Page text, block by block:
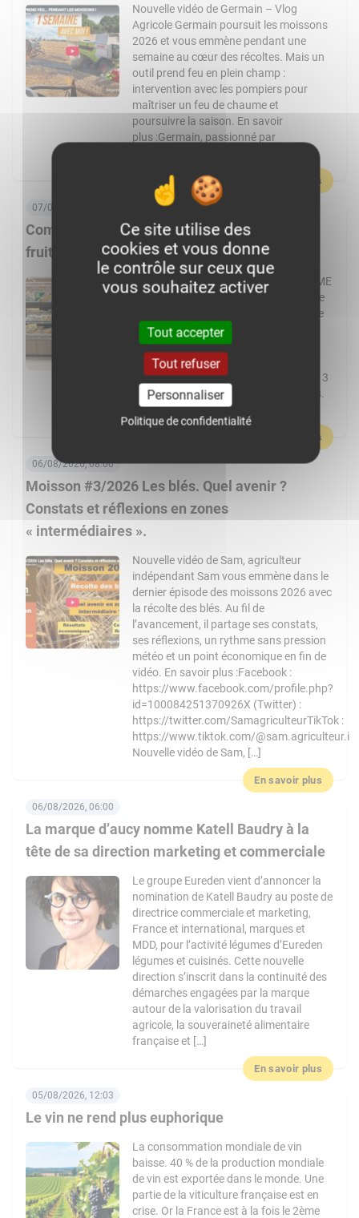
Nouvelle vidéo de Germain – Vlog
Agricole Germain poursuit les moissons
2026 et vous emmène pendant une
semaine au cœur des récoltes. Mais un
outil prend feu en plein champ :
intervention avec les pompiers pour
maîtriser un feu de chaume et
poursuivre la saison. En savoir
plus :Germain, passionné par
En savoir plus
Comment Frais Émincés dynamise le rayon
fruits et légumes ?
07/08/2026, 06:00
Spécialiste de la fraîche découpe, la PME
de Pontchâteau affiche une croissance
à deux chiffres. Elle transforme plus de
cent fruits et légumes différents et
réalise 80 % de ses ventes en GMS.
L’usine Frais Émincés de Pontchâteau
(44) pourrait cette année dépasser les 3
000 t de fruits et légumes transformés.
Un volume réalisé […]
En savoir plus
Moisson #3/2026 Les blés. Quel avenir ?
Constats et réflexions en zones
« intermédiaires ».
06/08/2026, 08:00
Nouvelle vidéo de Sam, agriculteur
indépendant Sam vous emmène dans le
dernier épisode des moissons 2026 avec
la récolte des blés. Au fil de
l’avancement, il partage ses constats,
ses réflexions, un rythme sans pression
météo et un point économique en fin de
vidéo. En savoir plus :Facebook :
https://www.facebook.com/profile.php?
id=100084251370926X (Twitter) :
https://twitter.com/SamagriculteurTikTok :
https://www.tiktok.com/@sam.agriculteur.i
Nouvelle vidéo de Sam, […]
En savoir plus
La marque d’aucy nomme Katell Baudry à la
tête de sa direction marketing et commerciale
06/08/2026, 06:00
Le groupe Eureden vient d’annoncer la
nomination de Katell Baudry au poste de
directrice commerciale et marketing,
France et international, marques et
MDD, pour l’activité légumes d’Eureden
légumes et cuisinés. Cette nouvelle
direction s’inscrit dans la continuité des
démarches engagées par la marque
autour de la valorisation du travail
agricole, la souveraineté alimentaire
française et […]
En savoir plus
Le vin ne rend plus euphorique
05/08/2026, 12:03
La consommation mondiale de vin
baisse. 40 % de la production mondiale
de vin est exportée dans le monde. Une
partie de la viticulture française est en
crise. Or la France est à la fois le 2ème
Ce site utilise des
cookies et vous donne
le contrôle sur ceux que
vous souhaitez activer
Tout accepter
Tout refuser
Personnaliser
Politique de confidentialité